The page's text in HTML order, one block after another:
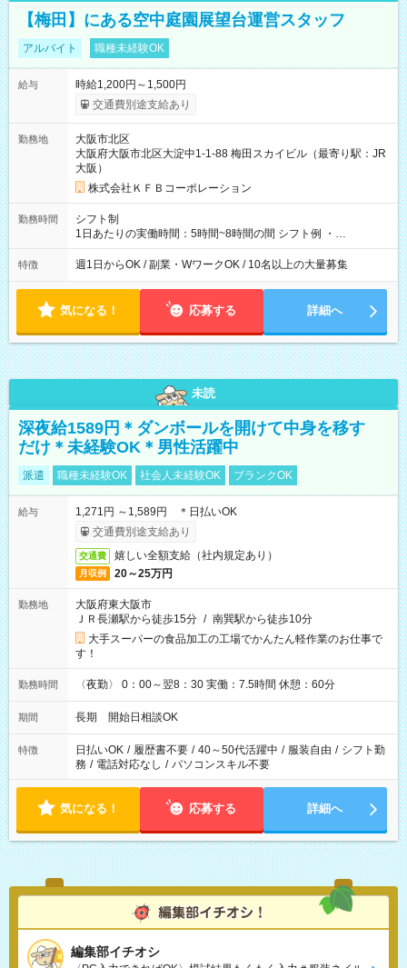
【梅田】にある空中庭園展望台運営スタッフ
アルバイト 職種未経験OK
給与
時給1,200円～1,500円
交通費別途支給あり
勤務地
大阪市北区
大阪府大阪市北区大淀中1-1-88 梅田スカイビル（最寄り駅：JR
大阪）
株式会社ＫＦＢコーポレーション
勤務時間
シフト制
1日あたりの実働時間：5時間~8時間の間 シフト例 ・
9:30~18:00 実働7.5時間 ・9:30~14:30 実働5時間 ・
16:00~21:30 実働5.5時間
特徴 週1日からOK / 副業・WワークOK / 10名以上の大量募集
気になる！ 応募する 詳細へ
未読
深夜給1589円＊ダンボールを開けて中身を移す
だけ＊未経験OK＊男性活躍中
派遣 職種未経験OK 社会人未経験OK ブランクOK
給与
1,271円 ～1,589円 ＊日払いOK
交通費別途支給あり
交通費 嬉しい全額支給（社内規定あり）
月収例 20～25万円
勤務地
大阪府東大阪市
ＪＲ長瀬駅から徒歩15分 / 南巽駅から徒歩10分
大手スーパーの食品加工の工場でかんたん軽作業のお仕事で
す！
勤務時間 〈夜勤〉 0：00～翌8：30 実働：7.5時間 休憩：60分
期間 長期 開始日相談OK
特徴 日払いOK / 履歴書不要 / 40～50代活躍中 / 服装自由 / シフト勤
務 / 電話対応なし / パソコンスキル不要
気になる！ 応募する 詳細へ
編集部イチオシ